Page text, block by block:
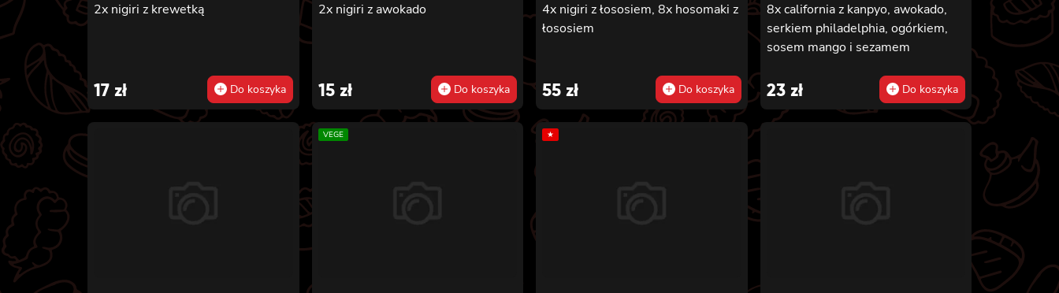
2x nigiri z krewetką
17 zł Do koszyka
2x nigiri z awokado
15 zł Do koszyka
4x nigiri z łososiem, 8x hosomaki z
łososiem
55 zł Do koszyka
8x california z kanpyo, awokado,
serkiem philadelphia, ogórkiem,
sosem mango i sezamem
23 zł Do koszyka
VEGE ★